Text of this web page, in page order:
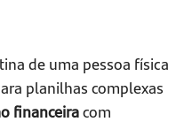
de uma pessoa física
planilhas complexas
financeiracom